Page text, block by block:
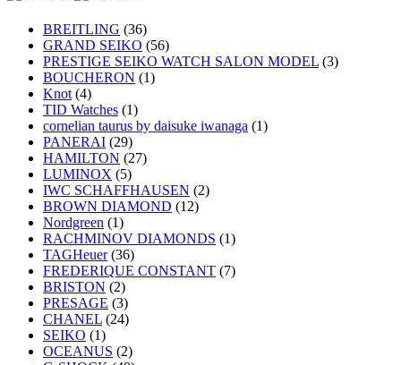
BREITLING (36)
GRAND SEIKO (56)
PRESTIGE SEIKO WATCH SALON MODEL (3)
BOUCHERON (1)
Knot (4)
TID Watches (1)
cornelian taurus by daisuke iwanaga (1)
PANERAI (29)
HAMILTON (27)
LUMINOX (5)
IWC SCHAFFHAUSEN (2)
BROWN DIAMOND (12)
Nordgreen (1)
RACHMINOV DIAMONDS (1)
TAGHeuer(36)
FREDERIQUE CONSTANT (7)
BRISTON (2)
PRESAGE (3)
CHANEL (24)
SEIKO (1)
OCEANUS (2)